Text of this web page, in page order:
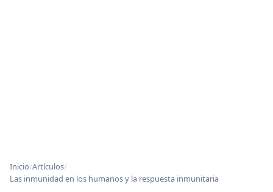
Inicio/Artículos/
Las inmunidad en los humanos y la respuesta inmunitaria